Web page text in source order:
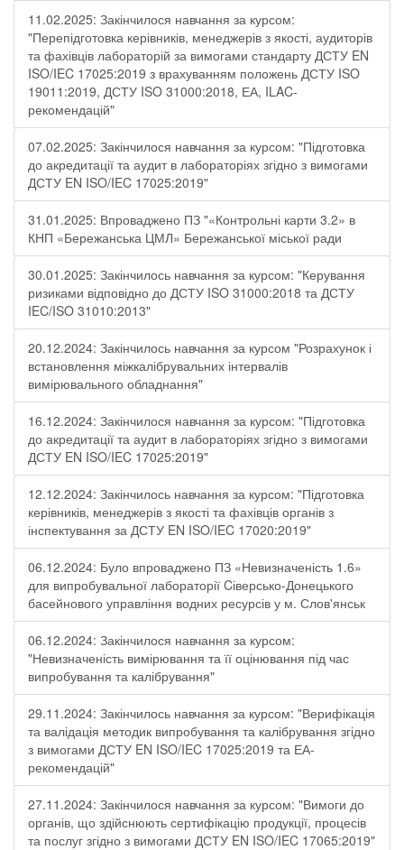
11.02.2025: Закінчилося навчання за курсом:
"Перепідготовка керівників, менеджерів з якості, аудиторів
та фахівців лабораторій за вимогами стандарту ДСТУ EN
ISO/IEC 17025:2019 з врахуванням положень ДСТУ ISO
19011:2019, ДСТУ ISO 31000:2018, ЕА, ILAC-
рекомендацій"
07.02.2025: Закінчилося навчання за курсом: "Підготовка
до акредитації та аудит в лабораторіях згідно з вимогами
ДСТУ EN ISO/IEC 17025:2019"
31.01.2025: Впроваджено ПЗ "«Контрольні карти 3.2» в
КНП «Бережанська ЦМЛ» Бережанської міської ради
30.01.2025: Закінчилось навчання за курсом: "Керування
ризиками відповідно до ДСТУ ISO 31000:2018 та ДСТУ
IEC/ISO 31010:2013"
20.12.2024: Закінчилось навчання за курсом "Розрахунок і
встановлення міжкалібрувальних інтервалів
вимірювального обладнання"
16.12.2024: Закінчилося навчання за курсом: "Підготовка
до акредитації та аудит в лабораторіях згідно з вимогами
ДСТУ EN ISO/IEC 17025:2019"
12.12.2024: Закінчилось навчання за курсом: "Підготовка
керівників, менеджерів з якості та фахівців органів з
інспектування за ДСТУ EN ISO/IEC 17020:2019"
06.12.2024: Було впроваджено ПЗ «Невизначеність 1.6»
для випробувальної лабораторії Cіверсько-Донецького
басейнового управління водних ресурсів у м. Слов'янськ
06.12.2024: Закінчилося навчання за курсом:
"Невизначеність вимірювання та її оцінювання під час
випробування та калібрування"
29.11.2024: Закінчилось навчання за курсом: "Верифікація
та валідація методик випробування та калібрування згідно
з вимогами ДСТУ EN ISO/IEC 17025:2019 та ЕА-
рекомендацій"
27.11.2024: Закінчилося навчання за курсом: "Вимоги до
органів, що здійснюють сертифікацію продукції, процесів
та послуг згідно з вимогами ДСТУ EN ISO/IEC 17065:2019"